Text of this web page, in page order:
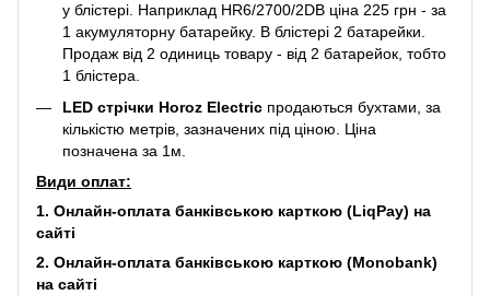
у блістері. Наприклад HR6/2700/2DB ціна 225 грн - за
1 акумуляторну батарейку. В блістері 2 батарейки.
Продаж від 2 одиниць товару - від 2 батарейок, тобто
1 блістера.
LED стрічки Horoz Electric продаються бухтами, за
кількістю метрів, зазначених під ціною. Ціна
позначена за 1м.
Види оплат:
1. Онлайн-оплата банківською карткою (LiqPay) на
сайті
2. Онлайн-оплата банківською карткою (Monobank)
на сайті